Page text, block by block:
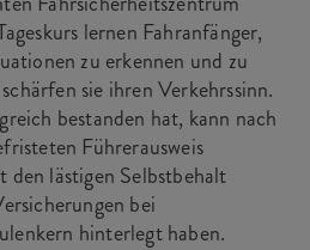
lernen Fahranfänger,
zu erkennen und zu
sie ihren Verkehrssinn.
bestanden hat, kann nach
Führerausweis
den lästigen Selbstbehalt
bei
hinterlegt haben.